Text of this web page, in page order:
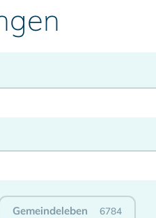
Gemeindeleben 6784